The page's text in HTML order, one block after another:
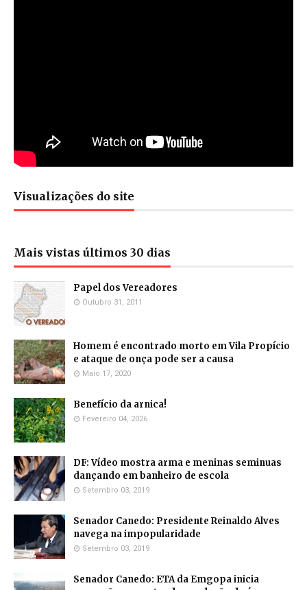
Visualizações do site
Mais vistas últimos 30 dias
Papel dos Vereadores
Outubro 31, 2011
Homem é encontrado morto em Vila Propício
e ataque de onça pode ser a causa
Maio 17, 2020
Benefício da arnica!
Fevereiro 04, 2026
DF: Vídeo mostra arma e meninas seminuas
dançando em banheiro de escola
Setembro 03, 2019
Senador Canedo: Presidente Reinaldo Alves
navega na impopularidade
Setembro 03, 2019
Senador Canedo: ETA da Emgopa inicia